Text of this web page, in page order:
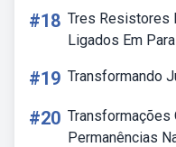
#18 Tres Resistores
Ligados Em
#19 Transformando
#20 Transformações
Permanências